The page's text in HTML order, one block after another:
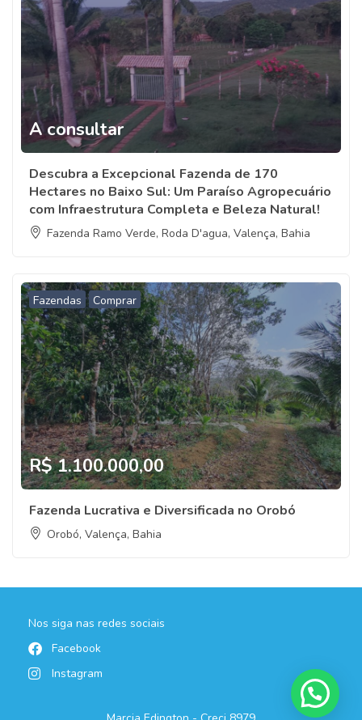
A consultar
Descubra a Excepcional Fazenda de 170
Hectares no Baixo Sul: Um Paraíso Agropecuário
com Infraestrutura Completa e Beleza Natural!
Fazenda Ramo Verde, Roda D'agua, Valença, Bahia
Fazendas Comprar
R$ 1.100.000,00
Fazenda Lucrativa e Diversificada no Orobó
Orobó, Valença, Bahia
Nos siga nas redes sociais
Facebook
Instagram